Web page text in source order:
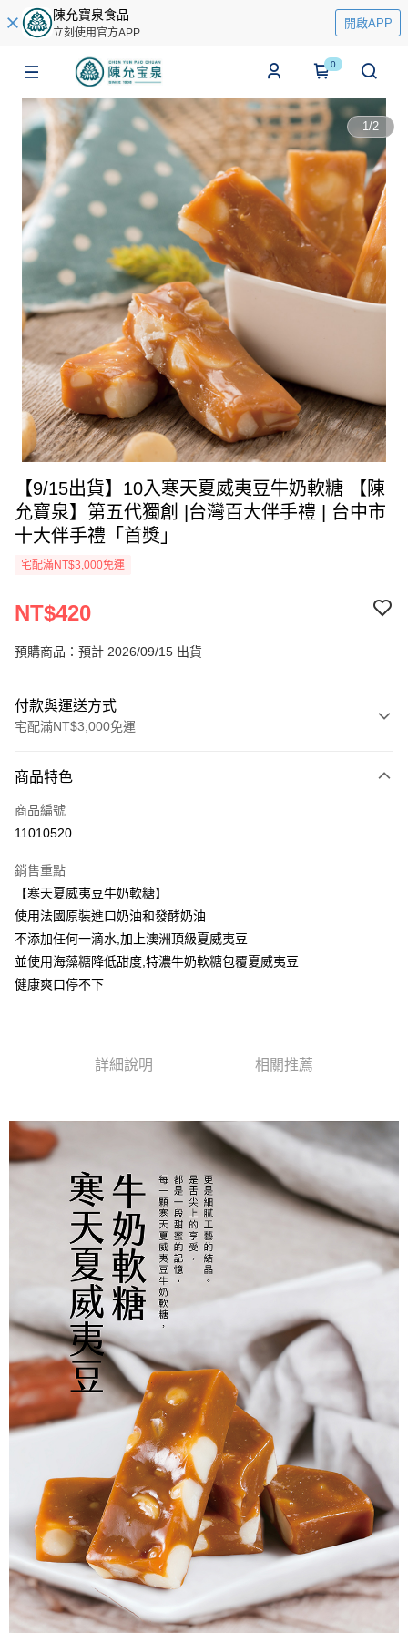
陳允寶泉食品
立刻使用官方APP
開啟APP
0
1/2
【9/15出貨】10入寒天夏威夷豆牛奶軟糖 【陳
允寶泉】第五代獨創 |台灣百大伴手禮 | 台中市
十大伴手禮「首獎」
宅配滿NT$3,000免運
NT$420
預購商品：預計 2026/09/15 出貨
付款與運送方式
宅配滿NT$3,000免運
信用卡一次付款
LINE Pay
街口支付
悠遊付
ATM付款
每筆NT$160，滿NT$3,000(含以上)免運費
商品特色
商品編號
11010520
銷售重點
【寒天夏威夷豆牛奶軟糖】
使用法國原裝進口奶油和發酵奶油
不添加任何一滴水,加上澳洲頂級夏威夷豆
並使用海藻糖降低甜度,特濃牛奶軟糖包覆夏威夷豆
健康爽口停不下
詳細說明 相關推薦